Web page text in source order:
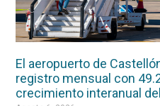
El aeropuerto de
registro mensual con
crecimiento interanual